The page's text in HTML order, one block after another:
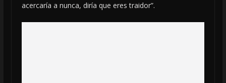
acercaría a nunca, diría que eres traidor”.